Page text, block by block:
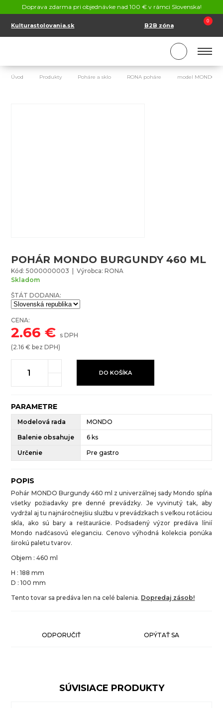
Doprava zdarma pri objednávke nad 100 € v rámci Slovenska!
Kulturastolovania.sk B2B zóna
0
SK
Úvod Produkty Poháre a sklo RONA poháre model MONDO
POHÁR MONDO BURGUNDY 460 ML
Kód: 5000000003 | Výrobca: RONA
Skladom
ŠTÁT DODANIA:
CENA:
2.66 € s DPH
(2.16 € bez DPH)
DO KOŠÍKA
PARAMETRE
Modelová rada MONDO
Balenie obsahuje 6 ks
Určenie Pre gastro
POPIS
Pohár MONDO Burgundy 460 ml z univerzálnej sady Mondo spĺňa
všetky požiadavky pre denné prevádzky. Je vyvinutý tak, aby
vydržal aj tu najnáročnejšiu službu v prevádzkach s veľkou rotáciou
skla, ako sú bary a reštaurácie. Podsadený výzor predáva línií
Mondo nadčasovú eleganciu. Cenovo výhodná kolekcia ponúka
širokú paletu tvarov.
Objem : 460 ml
H : 188 mm
D : 100 mm
Tento tovar sa predáva len na celé balenia. Dopredaj zásob!
ODPORUČIŤ OPÝTAŤ SA
SÚVISIACE PRODUKTY